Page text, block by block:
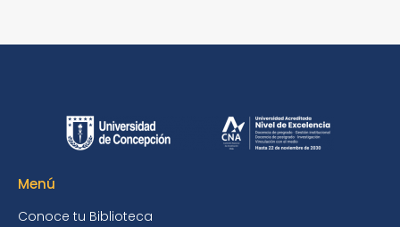
Menú
Conoce tu Biblioteca